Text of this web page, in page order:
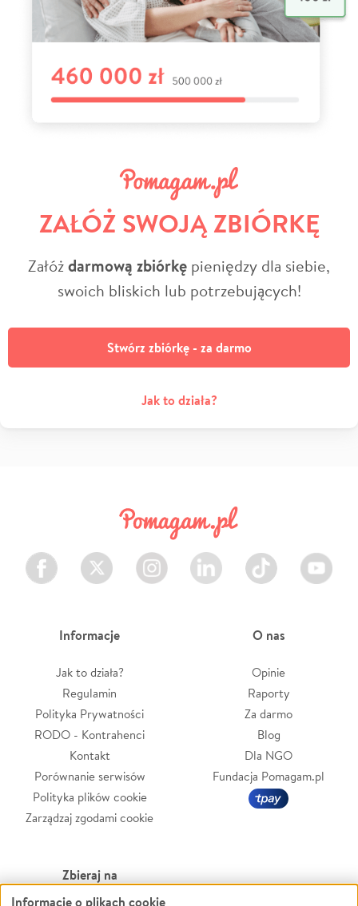
ZAŁÓŻ SWOJĄ ZBIÓRKĘ
Załóżdarmową zbiórkę pieniędzy dla siebie,
swoich bliskich lub potrzebujących!
Stwórz zbiórkę - za darmo
Jak to działa?
Facebook Twitter Instagram LinkedIn TikTok Youtube
Informacje
Jak to działa?
Regulamin
Polityka Prywatności
RODO - Kontrahenci
Kontakt
Porównanie serwisów
Polityka plików cookie
Zarządzaj zgodami cookie
O nas
Opinie
Raporty
Za darmo
Blog
Dla NGO
Fundacja Pomagam.pl
Zbieraj na
Informacje o plikach cookie